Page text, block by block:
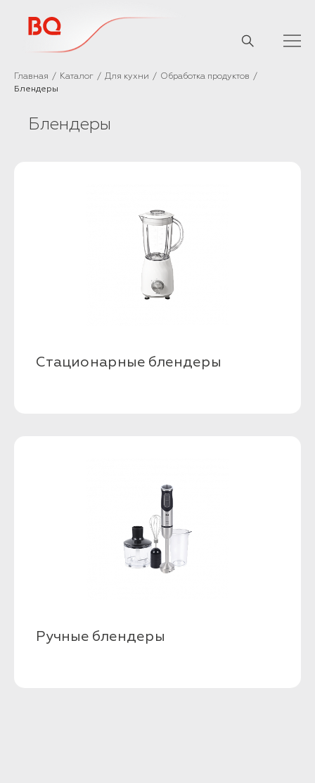
Главная Каталог Для кухни
Обработка продуктов
Блендеры
Блендеры
Стационарные блендеры
Ручные блендеры